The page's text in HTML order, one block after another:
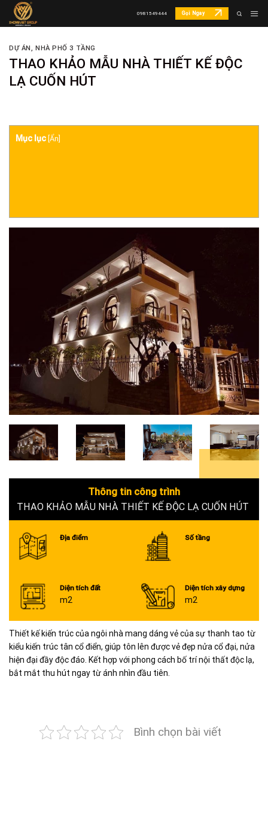
Skip
0981549444 Gọi Ngay
DỰ ÁN, NHÀ PHỐ 3 TẦNG
THAO KHẢO MẪU NHÀ THIẾT KẾ ĐỘC
LẠ CUỐN HÚT
Mục lục Ẩn
6+
Thông tin công trình
THAO KHẢO MẪU NHÀ THIẾT KẾ ĐỘC LẠ CUỐN HÚT
Địa điểm Số tầng
Diện tích đất
m2
Diện tích xây dựng
m2
Thiết kế kiến trúc của ngôi nhà mang dáng vẻ của sự thanh tao từ
kiểu kiến trúc tân cổ điển, giúp tôn lên được vẻ đẹp nửa cổ đại, nửa
hiện đại đầy độc đáo. Kết hợp với phong cách bố trí nội thất độc lạ,
bắt mắt thu hút ngay từ ánh nhìn đầu tiên.
Bình chọn bài viết